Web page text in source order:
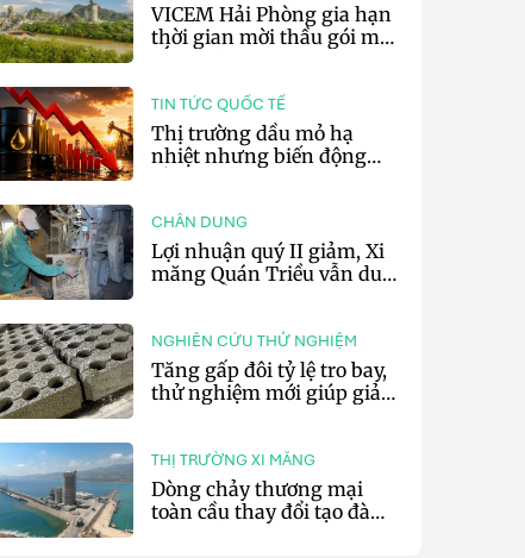
VICEM Hải Phòng gia hạn
thời gian mời thầu gói mua
TIN TỨC QUỐC TẾ
Thị trường dầu mỏ hạ
nhiệt nhưng biến động
CHÂN DUNG
Lợi nhuận quý II giảm, Xi
măng Quán Triều vẫn duy
NGHIÊN CỨU THỬ NGHIỆM
Tăng gấp đôi tỷ lệ tro bay,
thử nghiệm mới giúp giảm
THỊ TRƯỜNG XI MĂNG
Dòng chảy thương mại
toàn cầu thay đổi tạo đà